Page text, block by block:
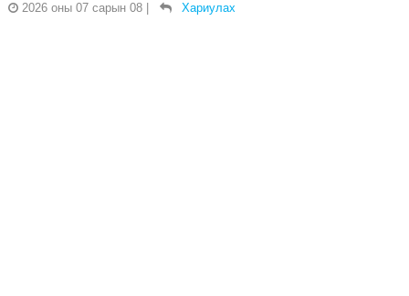
2026 оны 07 сарын 08
Хариулах